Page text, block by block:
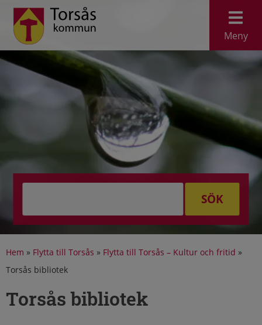
Meny
SÖK
Hem » Flytta till Torsås » Flytta till Torsås – Kultur och fritid »
Torsås bibliotek
Torsås bibliotek